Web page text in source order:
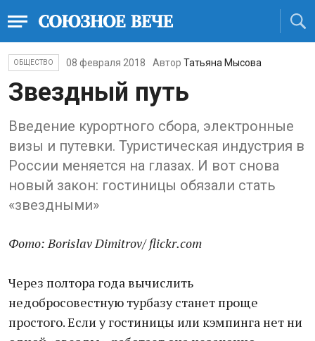
ОБЩЕСТВО 08 февраля 2018 Автор Татьяна Мысова
Звездный путь
Введение курортного сбора, электронные
визы и путевки. Туристическая индустрия в
России меняется на глазах. И вот снова
новый закон: гостиницы обязали стать
«звездными»
Фото: Borislav Dimitrov/ flickr.com
Через полтора года вычислить
недобросовестную турбазу станет проще
простого. Если у гостиницы или кэмпинга нет ни